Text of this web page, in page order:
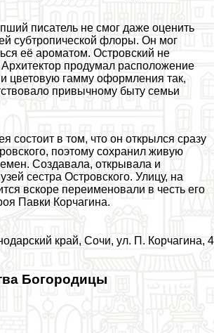
писатель не смог даже оценить
субтропической флоры. Он мог
её ароматом. Островский не
продумал расположение
цветовую гамму оформления так,
привычному быту семьи
состоит в том, что он открылся сразу
поэтому сохранил живую
Создавала, открывала и
сестра Островского. Улицу, на
вскоре переименовали в честь его
Павки Корчагина.
край, Сочи, ул. П. Корчагина, 4
Богородицы